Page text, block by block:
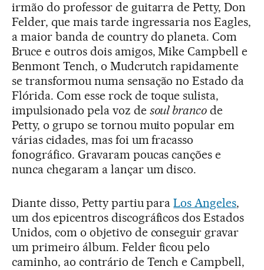
irmão do professor de guitarra de Petty, Don
Felder, que mais tarde ingressaria nos Eagles,
a maior banda de country do planeta. Com
Bruce e outros dois amigos, Mike Campbell e
Benmont Tench, o Mudcrutch rapidamente
se transformou numa sensação no Estado da
Flórida. Com esse rock de toque sulista,
impulsionado pela voz de soul branco de
Petty, o grupo se tornou muito popular em
várias cidades, mas foi um fracasso
fonográfico. Gravaram poucas canções e
nunca chegaram a lançar um disco.
Diante disso, Petty partiu paraLos Angeles,
um dos epicentros discográficos dos Estados
Unidos, com o objetivo de conseguir gravar
um primeiro álbum. Felder ficou pelo
caminho, ao contrário de Tench e Campbell,